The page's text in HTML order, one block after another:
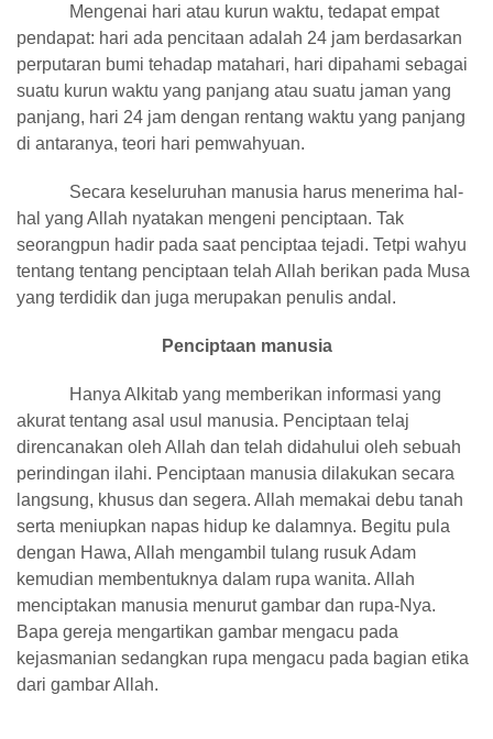
Mengenai hari atau kurun waktu, tedapat empat
pendapat: hari ada pencitaan adalah 24 jam berdasarkan
perputaran bumi tehadap matahari, hari dipahami sebagai
suatu kurun waktu yang panjang atau suatu jaman yang
panjang, hari 24 jam dengan rentang waktu yang panjang
di antaranya, teori hari pemwahyuan.
Secara keseluruhan manusia harus menerima hal-
hal yang Allah nyatakan mengeni penciptaan. Tak
seorangpun hadir pada saat penciptaa tejadi. Tetpi wahyu
tentang tentang penciptaan telah Allah berikan pada Musa
yang terdidik dan juga merupakan penulis andal.
Penciptaan manusia
Hanya Alkitab yang memberikan informasi yang
akurat tentang asal usul manusia. Penciptaan telaj
direncanakan oleh Allah dan telah didahului oleh sebuah
perindingan ilahi. Penciptaan manusia dilakukan secara
langsung, khusus dan segera. Allah memakai debu tanah
serta meniupkan napas hidup ke dalamnya. Begitu pula
dengan Hawa, Allah mengambil tulang rusuk Adam
kemudian membentuknya dalam rupa wanita. Allah
menciptakan manusia menurut gambar dan rupa-Nya.
Bapa gereja mengartikan gambar mengacu pada
kejasmanian sedangkan rupa mengacu pada bagian etika
dari gambar Allah.